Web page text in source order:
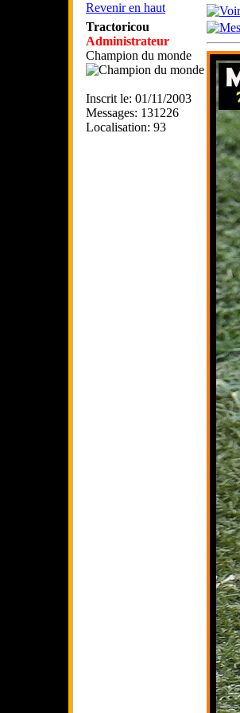
Revenir en haut
Tractoricou
Administrateur
Champion du monde
Inscrit le: 01/11/2003
Messages: 131226
Localisation: 93